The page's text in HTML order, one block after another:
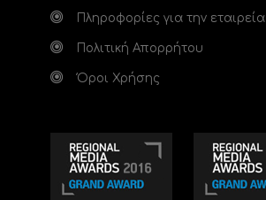
Πληροφορίες για την εταιρεία
Πολιτική Απορρήτου
Όροι Χρήσης